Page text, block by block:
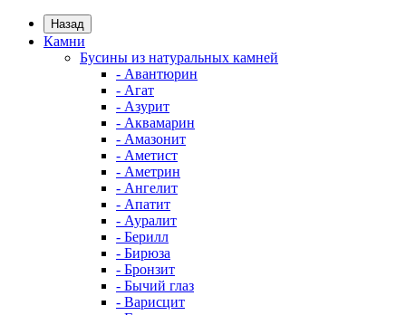
Назад
Камни
Бусины из натуральных камней
- Авантюрин
- Агат
- Азурит
- Аквамарин
- Амазонит
- Аметист
- Аметрин
- Ангелит
- Апатит
- Ауралит
- Берилл
- Бирюза
- Бронзит
- Бычий глаз
- Варисцит